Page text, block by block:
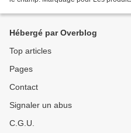
Hébergé par Overblog
Top articles
Pages
Contact
Signaler un abus
C.G.U.